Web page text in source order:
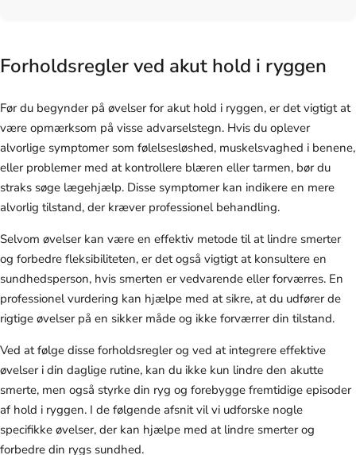
Forholdsregler ved akut hold i ryggen
Før du begynder på øvelser for akut hold i ryggen, er det vigtigt at
være opmærksom på visse advarselstegn. Hvis du oplever
alvorlige symptomer som følelsesløshed, muskelsvaghed i benene,
eller problemer med at kontrollere blæren eller tarmen, bør du
straks søge lægehjælp. Disse symptomer kan indikere en mere
alvorlig tilstand, der kræver professionel behandling.
Selvom øvelser kan være en effektiv metode til at lindre smerter
og forbedre fleksibiliteten, er det også vigtigt at konsultere en
sundhedsperson, hvis smerten er vedvarende eller forværres. En
professionel vurdering kan hjælpe med at sikre, at du udfører de
rigtige øvelser på en sikker måde og ikke forværrer din tilstand.
Ved at følge disse forholdsregler og ved at integrere effektive
øvelser i din daglige rutine, kan du ikke kun lindre den akutte
smerte, men også styrke din ryg og forebygge fremtidige episoder
af hold i ryggen. I de følgende afsnit vil vi udforske nogle
specifikke øvelser, der kan hjælpe med at lindre smerter og
forbedre din rygs sundhed.